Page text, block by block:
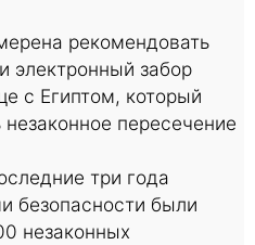
рекомендовать
электронный забор
с Египтом, который
пересечение
три года
безопасности были
незаконных